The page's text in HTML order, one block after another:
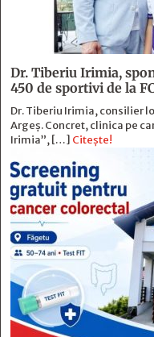
Dr. Tiberiu Irimia,
450 de sportivi de la
Dr. Tiberiu Irimia, consilier
Argeș. Concret, clinica pe
Irimia”, […] Citește!